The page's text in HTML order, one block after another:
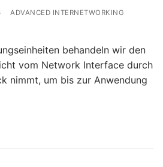
ADVANCED INTERNETWORKING
behandeln wir den
vom Network Interface durch
nimmt, um bis zur Anwendung